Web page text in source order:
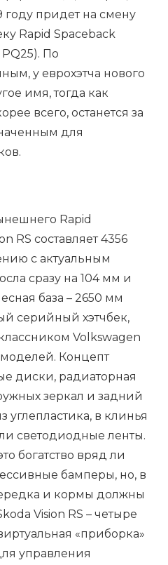
году придет на смену
Rapid Spaceback
По
у еврохэтча нового
имя, тогда как
всего, останется за
для
Rapid
RS составляет 4356
с актуальным
сразу на 104 мм и
база – 2650 мм
серийный хэтчбек,
Volkswagen
Концепт
диски, радиаторная
зеркал и задний
в клинья
светодиодные ленты.
богатство вряд ли
бамперы, но, в
и кормы должны
Vision RS – четыре
«приборка»
управления